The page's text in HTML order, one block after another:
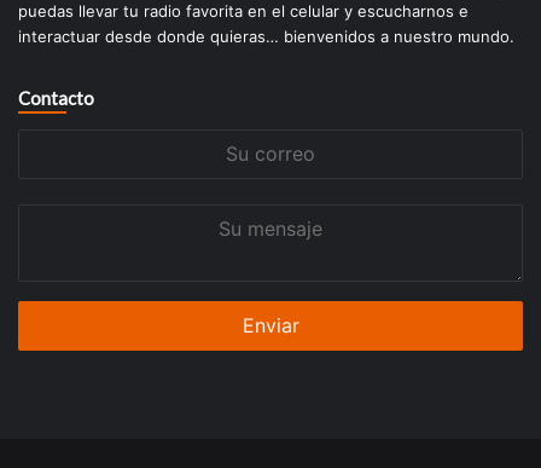
puedas llevar tu radio favorita en el celular y escucharnos e
interactuar desde donde quieras… bienvenidos a nuestro mundo.
Contacto